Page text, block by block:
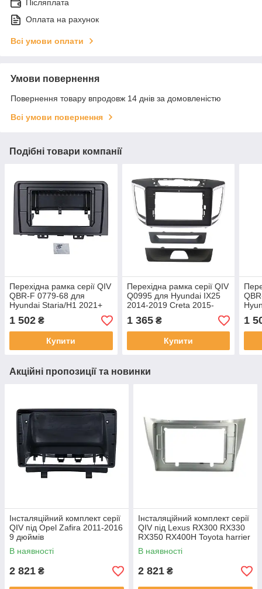
Післяплата
Оплата на рахунок
Всі умови оплати
Умови повернення
Повернення товару впродовж 14 днів за домовленістю
Всі умови повернення
Подібні товари компанії
Перехідна рамка серії QIV
QBR-F 0779-68 для
Hyundai Staria/H1 2021+
10 дюймів
1 502 ₴
Купити
Перехідна рамка серії QIV
Q0995 для Hyundai IX25
2014-2019 Creta 2015-
2021 (F1) 9 дюймів
1 365₴
Купити
1
Акційні пропозиції та новинки
Інсталяційний комплект серії
QIV під Opel Zafira 2011-2016
9 дюймів
В наявності
2 821 ₴
Інсталяційний комплект серії
QIV під Lexus RX300 RX330
RX350 RX400H Toyota harrier
2003-2009 (F2) 10 дюймів
В наявності
2 821 ₴